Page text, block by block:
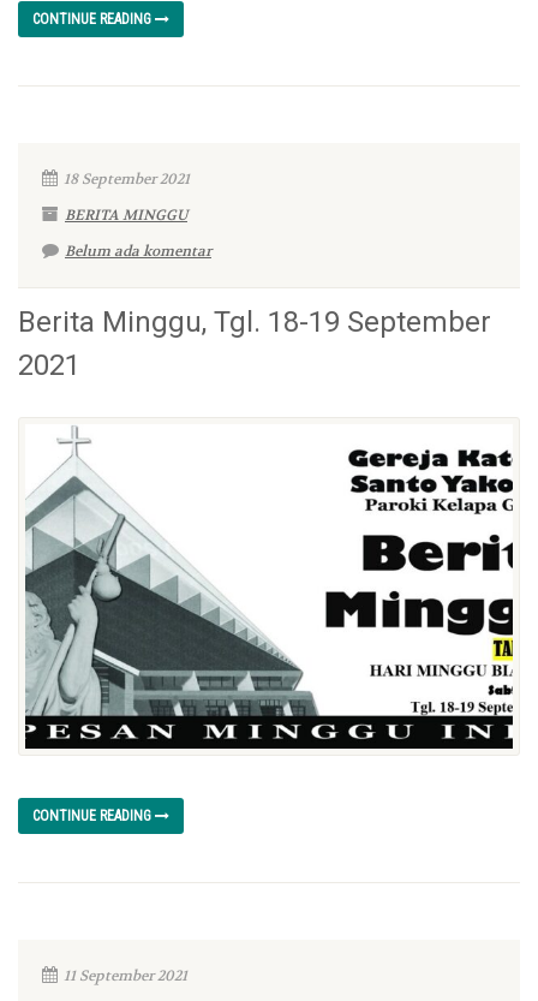
CONTINUE READING
18 September 2021
BERITA MINGGU
Belum ada komentar
Berita Minggu, Tgl. 18-19 September
2021
CONTINUE READING
11 September 2021